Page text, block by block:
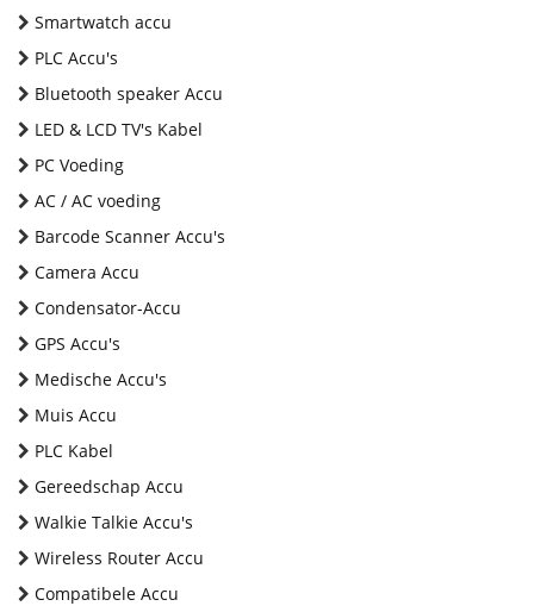
Smartwatch accu
PLC Accu's
Bluetooth speaker Accu
LED & LCD TV's Kabel
PC Voeding
AC / AC voeding
Barcode Scanner Accu's
Camera Accu
Condensator-Accu
GPS Accu's
Medische Accu's
Muis Accu
PLC Kabel
Gereedschap Accu
Walkie Talkie Accu's
Wireless Router Accu
Compatibele Accu